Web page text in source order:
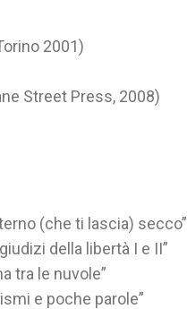
2001)
Street Press, 2008)
(che ti lascia) secco”
della libertà I e II”
tra le nuvole”
e poche parole”